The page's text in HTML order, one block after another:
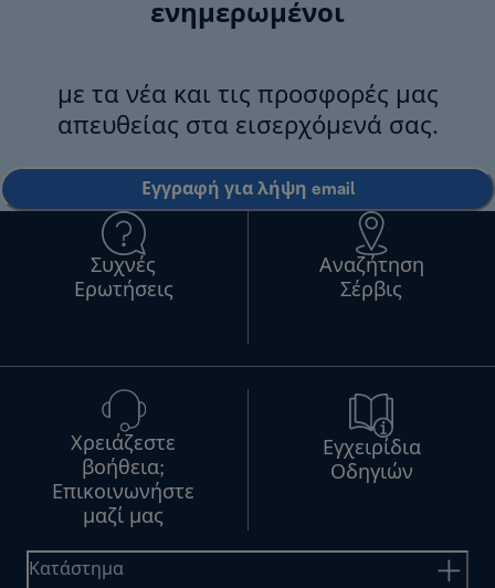
ενημερωμένοι
με τα νέα και τις προσφορές μας
απευθείας στα εισερχόμενά σας.
Εγγραφή για λήψη email
Συχνές
Ερωτήσεις
Αναζήτηση
Σέρβις
Χρειάζεστε
βοήθεια;
Επικοινωνήστε
μαζί μας
Εγχειρίδια
Οδηγιών
Κατάστημα